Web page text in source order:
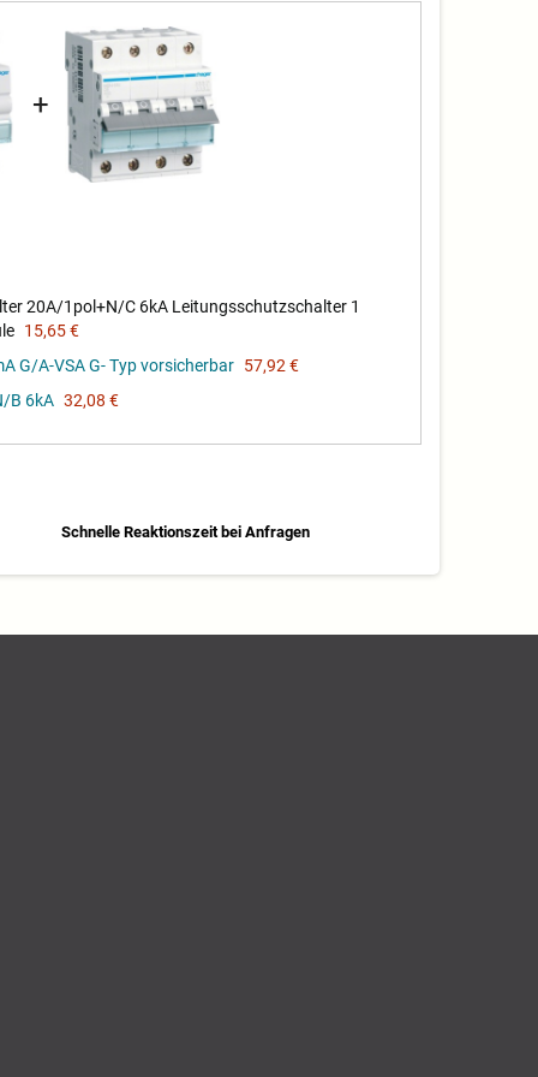
+
20A/1pol+N/C 6kA Leitungsschutzschalter 1
15,65 €
G/A-VSA G- Typ vorsicherbar 57,92 €
B 6kA 32,08 €
Schnelle Reaktionszeit bei Anfragen